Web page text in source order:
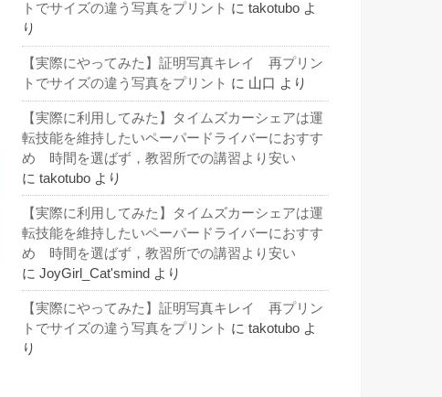
トでサイズの違う写真をプリント に takotubo よ
り
【実際にやってみた】証明写真キレイ 再プリン
トでサイズの違う写真をプリント に 山口 より
【実際に利用してみた】タイムズカーシェアは運
転技能を維持したいペーパードライバーにおすす
め 時間を選ばず，教習所での講習より安い
に takotubo より
【実際に利用してみた】タイムズカーシェアは運
転技能を維持したいペーパードライバーにおすす
め 時間を選ばず，教習所での講習より安い
に JoyGirl_Cat'smind より
【実際にやってみた】証明写真キレイ 再プリン
トでサイズの違う写真をプリント に takotubo よ
り